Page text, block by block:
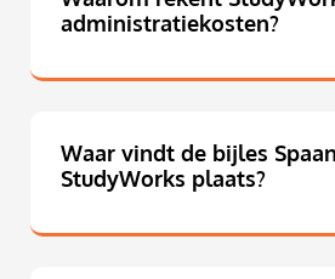
administratiekosten?
Waar vindt de bijles
StudyWorks plaats?